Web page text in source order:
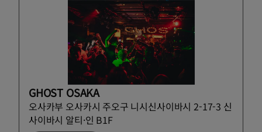
GHOST OSAKA
오사카부 오사카시 주오구 니시신사이바시 2-17-3 신
사이바시 알티·인 B1F